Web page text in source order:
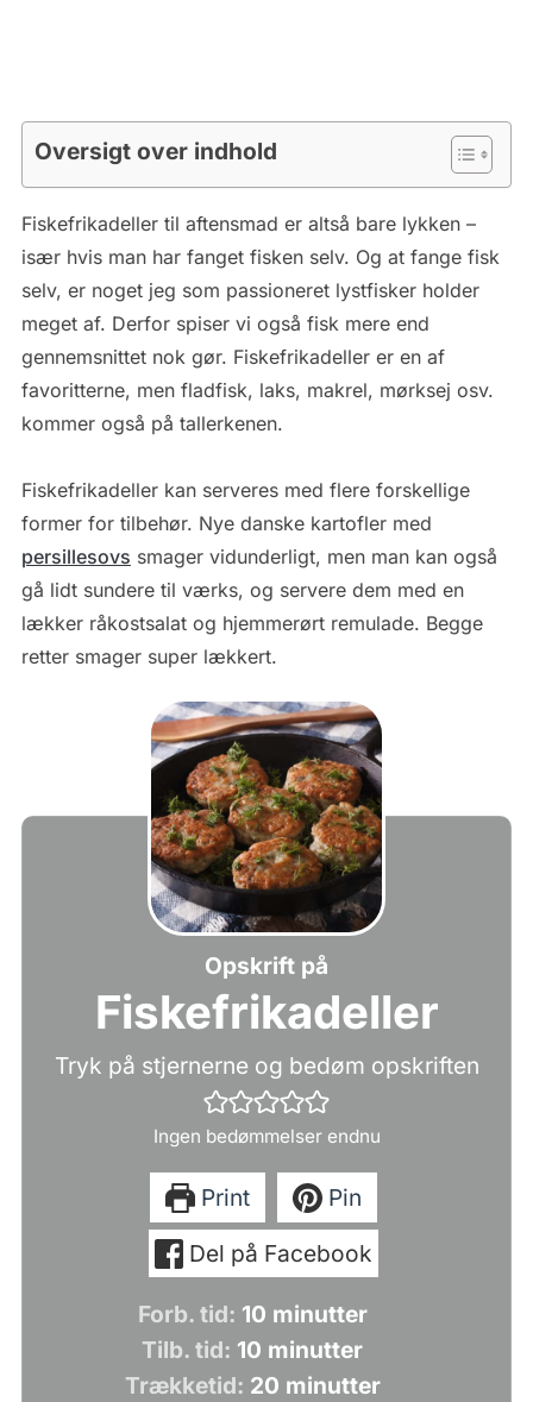
Oversigt over indhold
Fiskefrikadeller til aftensmad er altså bare lykken –
især hvis man har fanget fisken selv. Og at fange fisk
selv, er noget jeg som passioneret lystfisker holder
meget af. Derfor spiser vi også fisk mere end
gennemsnittet nok gør. Fiskefrikadeller er en af
favoritterne, men fladfisk, laks, makrel, mørksej osv.
kommer også på tallerkenen.
Fiskefrikadeller kan serveres med flere forskellige
former for tilbehør. Nye danske kartofler med
persillesovs smager vidunderligt, men man kan også
gå lidt sundere til værks, og servere dem med en
lækker råkostsalat og hjemmerørt remulade. Begge
retter smager super lækkert.
Opskrift på
Fiskefrikadeller
Tryk på stjernerne og bedøm opskriften
Ingen bedømmelser endnu
Print
Pin
Del på Facebook
Forb. tid: 10minutter
minutter
Tilb. tid: 10 minutter
minutter
Trækketid: 20minutter
minutter